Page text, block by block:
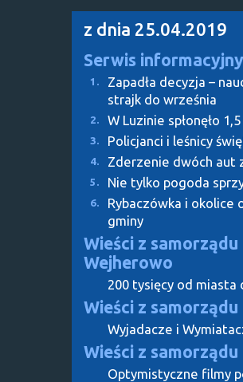
z dnia 25.04.2019
Serwis informacyjny
1.
Zapadła decyzja –
strajk do września
2. W Luzinie spłonęło
3. Policjanci i leśnicy
4. Zderzenie dwóch aut
5. Nie tylko pogoda
6.
Rybaczówka i okolice
gminy
Wieści z
Wejherowo
200 tysięcy od miasta
Wieści z
Wyjadacze i
Wieści z
Optymistyczne filmy